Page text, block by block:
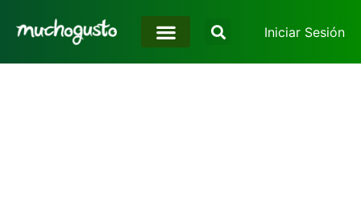
Iniciar Sesión